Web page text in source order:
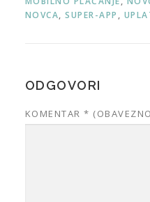
NOVCA,SUPER-APP,
ODGOVORI
KOMENTAR*